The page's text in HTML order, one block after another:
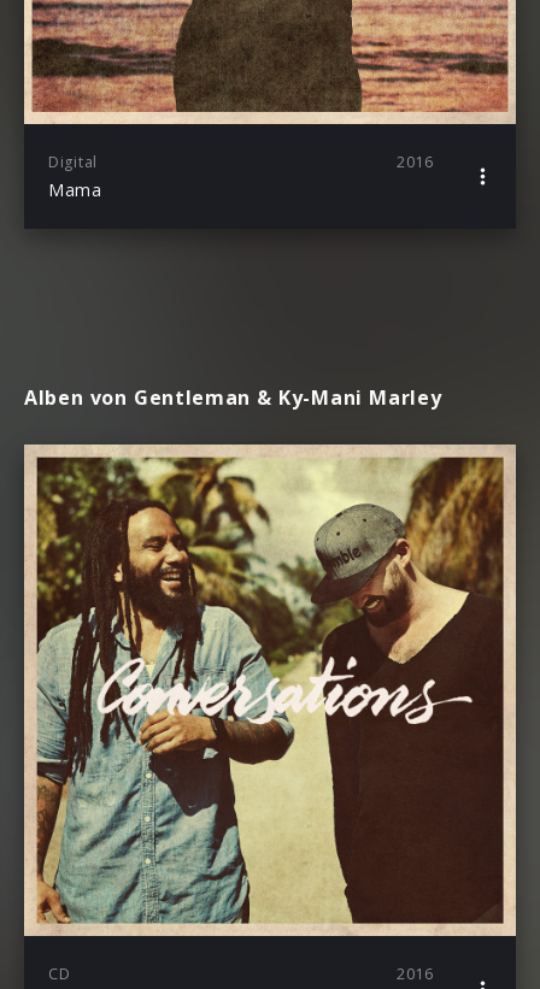
Digital 2016
Mama
Alben von Gentleman & Ky-Mani Marley
CD 2016